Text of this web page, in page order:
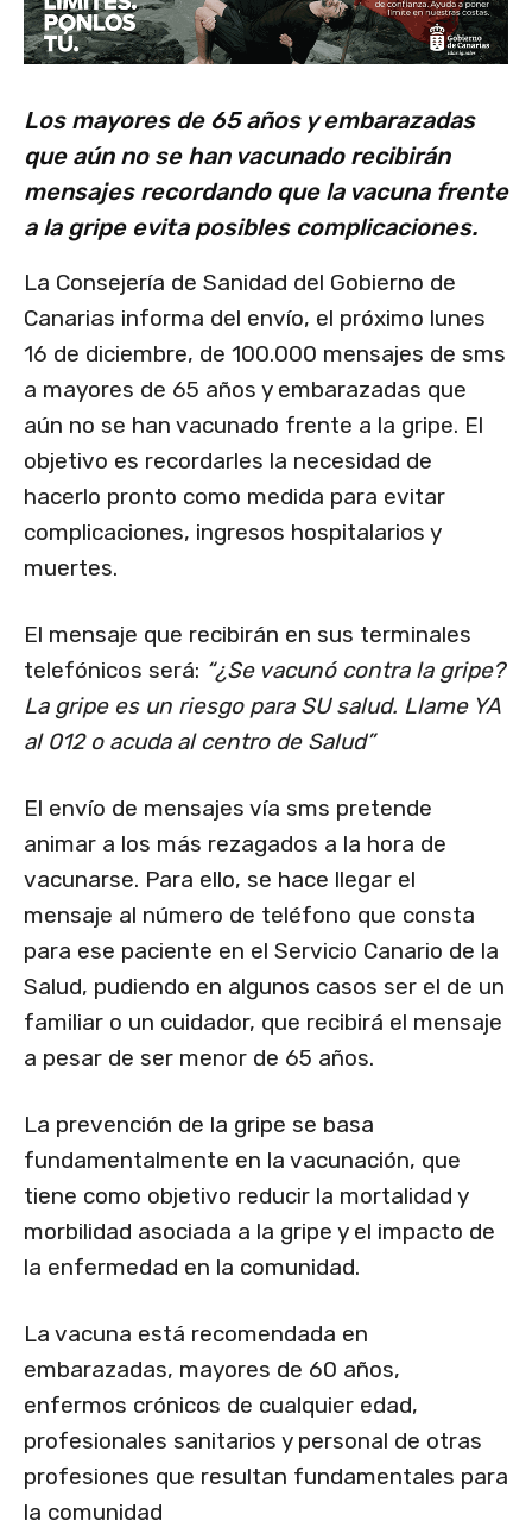
Los mayores de 65 años y embarazadas
que aún no se han vacunado recibirán
mensajes recordando que la vacuna frente
a la gripe evita posibles complicaciones.
La Consejería de Sanidad del Gobierno de
Canarias informa del envío, el próximo lunes
16 de diciembre, de 100.000 mensajes de sms
a mayores de 65 años y embarazadas que
aún no se han vacunado frente a la gripe. El
objetivo es recordarles la necesidad de
hacerlo pronto como medida para evitar
complicaciones, ingresos hospitalarios y
muertes.
El mensaje que recibirán en sus terminales
telefónicos será: “¿Se vacunó contra la gripe?
La gripe es un riesgo para SU salud. Llame YA
al 012 o acuda al centro de Salud”
El envío de mensajes vía sms pretende
animar a los más rezagados a la hora de
vacunarse. Para ello, se hace llegar el
mensaje al número de teléfono que consta
para ese paciente en el Servicio Canario de la
Salud, pudiendo en algunos casos ser el de un
familiar o un cuidador, que recibirá el mensaje
a pesar de ser menor de 65 años.
La prevención de la gripe se basa
fundamentalmente en la vacunación, que
tiene como objetivo reducir la mortalidad y
morbilidad asociada a la gripe y el impacto de
la enfermedad en la comunidad.
La vacuna está recomendada en
embarazadas, mayores de 60 años,
enfermos crónicos de cualquier edad,
profesionales sanitarios y personal de otras
profesiones que resultan fundamentales para
la comunidad